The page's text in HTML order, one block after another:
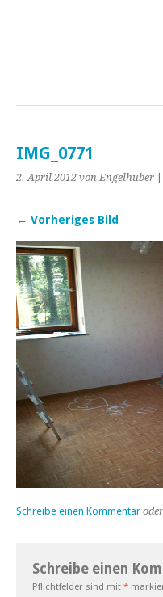
IMG_0771
2. April 2012 von Engelhuber
← Vorheriges Bild
Schreibe einen Kommentar
Schreibe einen
Pflichtfelder sind mit *